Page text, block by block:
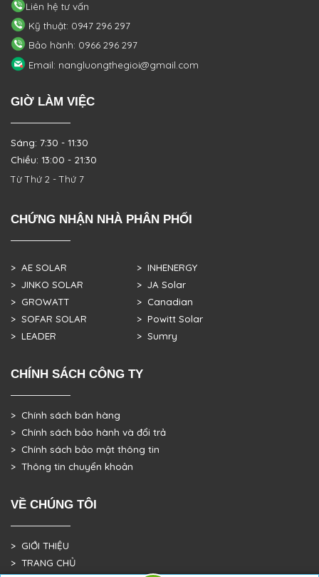
Liên hệ tư vấn
Kỹ thuật: 0947 296 297
Bảo hành: 0966 296 297
Email: nangluongthegioi@gmail.com
GIỜ LÀM VIỆC
Sáng: 7:30 - 11:30
Chiều: 13:00 - 21:30
Từ Thứ 2 - Thứ 7
CHỨNG NHẬN NHÀ PHÂN PHỐI
> AE SOLAR
> JINKO SOLAR
> GROWATT
> SOFAR SOLAR
> LEADER
> INHENERGY
> JA Solar
> Canadian
> Powitt Solar
> Sumry
CHÍNH SÁCH CÔNG TY
> Chính sách bán hàng
> Chính sách bảo hành và đổi trả
> Chính sách bảo mật thông tin
> Thông tin chuyển khoản
VỀ CHÚNG TÔI
> GIỚI THIỆU
> TRANG CHỦ